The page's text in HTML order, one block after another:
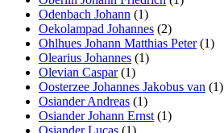
Odenbach Johann (1)
Oekolampad Johannes (2)
Ohlhues Johann Matthias Peter(1)
Olearius Johannes (1)
Olevian Caspar(1)
Oosterzee Johannes Jakobus van (1)
Osiander Andreas (1)
Osiander Johann Ernst (1)
Osiander Lucas (1)